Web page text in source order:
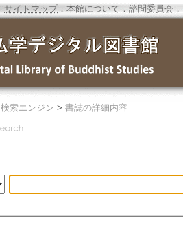
サイトマップ．本館について ． 諮問委員会 ．
検索エンジン > 書誌の詳細内容